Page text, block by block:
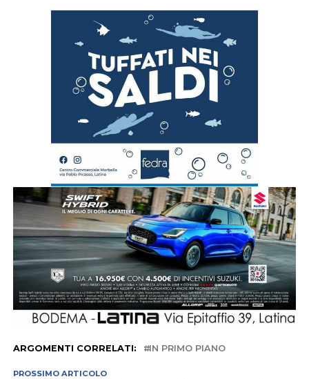
ARGOMENTI CORRELATI: IN PRIMO PIANO
PROSSIMO ARTICOLO